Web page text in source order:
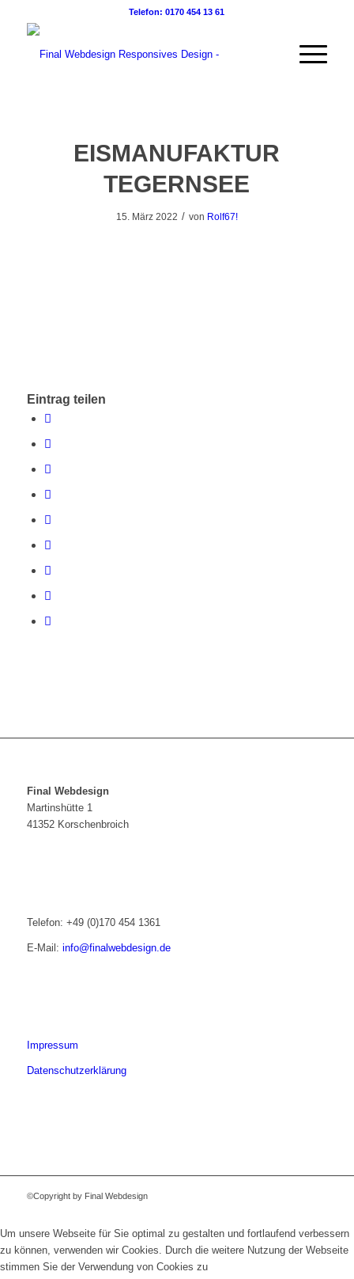
Telefon: 0170 454 13 61
EISMANUFAKTUR
TEGERNSEE
15. März 2022 / von Rolf67!
Eintrag teilen
Final Webdesign
Martinshütte 1
41352 Korschenbroich
Telefon: +49 (0)170 454 1361
E-Mail: info@finalwebdesign.de
Impressum
Datenschutzerklärung
©Copyright by Final Webdesign
Um unsere Webseite für Sie optimal zu gestalten und fortlaufend verbessern
zu können, verwenden wir Cookies. Durch die weitere Nutzung der Webseite
stimmen Sie der Verwendung von Cookies zu